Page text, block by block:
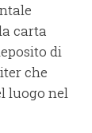
carta
di
che
luogo nel